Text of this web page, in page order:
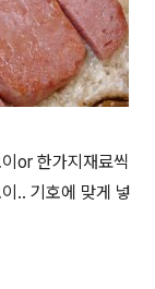
or 한가지재료씩
.. 기호에 맞게 넣